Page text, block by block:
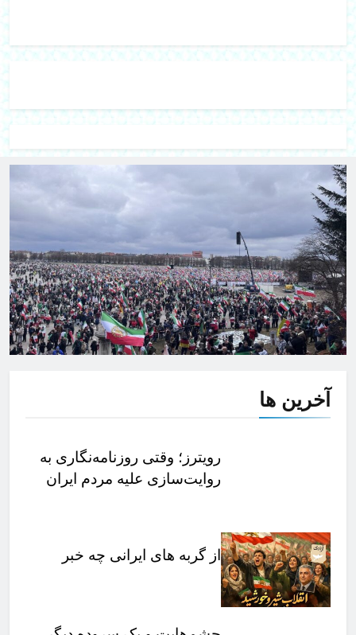
آخرین ها
رویترز؛ وقتی روزنامه‌نگاری به
روایت‌سازی علیه مردم ایران
از گربه های ایرانی چه خبر